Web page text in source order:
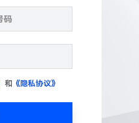
和 《隐私协议》